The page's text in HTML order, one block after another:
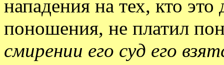
нападения на тех, кто
поношения, не платил
смирении его суд его